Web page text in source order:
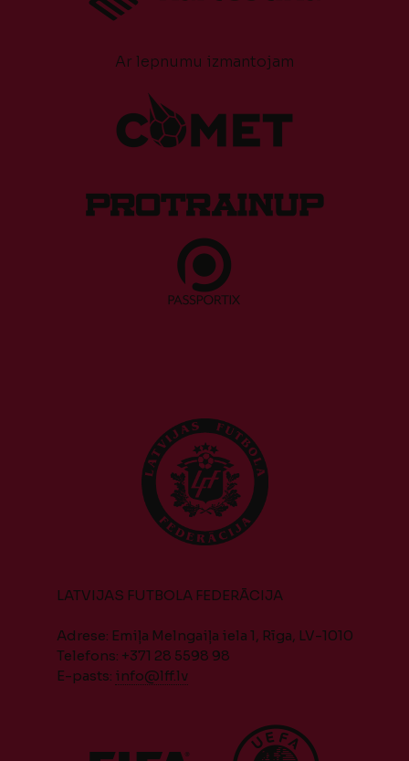
Ar lepnumu izmantojam
LATVIJAS FUTBOLA FEDERĀCIJA
Adrese: Emiļa Melngaiļa iela 1, Rīga, LV-1010
Telefons: +371 28 5598 98
E-pasts: info@lff.lv